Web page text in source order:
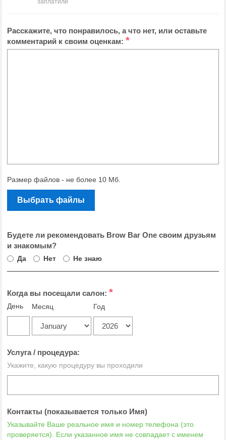
заплатили
Расскажите, что понравилось, а что нет, или оставьте
комментарий к своим оценкам: *
Размер файлов - не более 10 Мб.
Выбрать файлы
Будете ли рекомендовать Brow Bar One своим друзьям
и знакомым?
Да Нет Не знаю
Когда вы посещали салон: *
День Месяц Год
Услуга / процедура:
Укажите, какую процедуру вы проходили
Контакты (показывается только Имя)
Указывайте Ваше реальное имя и номер телефона (это
проверяется). Если указанное имя не совпадает с именем